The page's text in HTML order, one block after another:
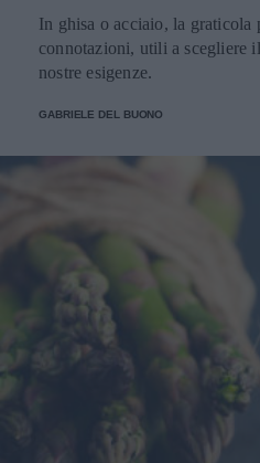
In ghisa o acciaio, la graticola
connotazioni, utili a scegliere
nostre esigenze.
GABRIELE DEL BUONO